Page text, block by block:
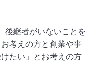
後継者がいないことを
考えの方と創業や事
たい」とお考えの方